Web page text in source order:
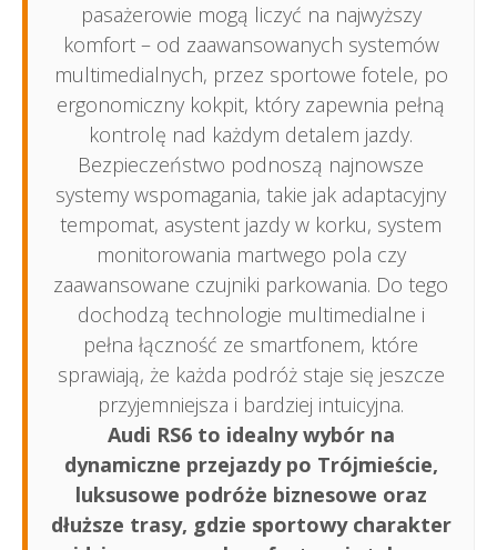
pasażerowie mogą liczyć na najwyższy
komfort – od zaawansowanych systemów
multimedialnych, przez sportowe fotele, po
ergonomiczny kokpit, który zapewnia pełną
kontrolę nad każdym detalem jazdy.
Bezpieczeństwo podnoszą najnowsze
systemy wspomagania, takie jak adaptacyjny
tempomat, asystent jazdy w korku, system
monitorowania martwego pola czy
zaawansowane czujniki parkowania. Do tego
dochodzą technologie multimedialne i
pełna łączność ze smartfonem, które
sprawiają, że każda podróż staje się jeszcze
przyjemniejsza i bardziej intuicyjna.
Audi RS6 to idealny wybór na
dynamiczne przejazdy po Trójmieście,
luksusowe podróże biznesowe oraz
dłuższe trasy, gdzie sportowy charakter